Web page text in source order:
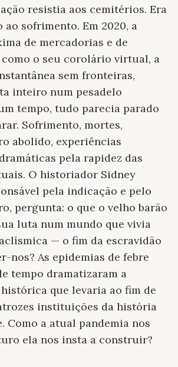
resistia aos cemitérios. Era
ao sofrimento. Em 2020, a
de mercadorias e de
como o seu corolário virtual, a
sem fronteiras,
inteiro num pesadelo
tempo, tudo parecia parado
Sofrimento, mortes,
abolido, experiências
pela rapidez das
O historiador Sidney
pela indicação e pelo
pergunta: o que o velho barão
luta num mundo que vivia
— o fim da escravidão
nos? As epidemias de febre
tempo dramatizaram a
que levaria ao fim de
instituições da história
Como a atual pandemia nos
ela nos insta a construir?